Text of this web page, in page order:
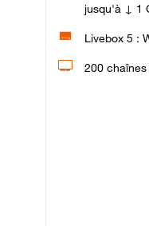
jusqu'à ↓ 1
Livebox 5 :
200 chaînes